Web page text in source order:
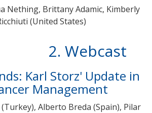
Nething, Brittany Adamic, Kimberly
(United States)
2. Webcast
Karl Storz' Update in
Management
(Turkey), Alberto Breda (Spain), Pilar